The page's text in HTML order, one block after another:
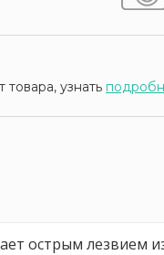
узнать
острым лезвием